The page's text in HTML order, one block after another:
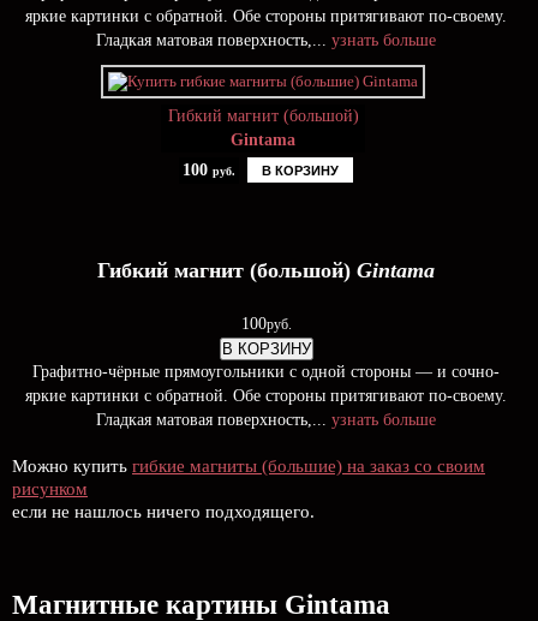
яркие картинки с обратной. Обе стороны притягивают по-своему.
Гладкая матовая поверхность,... узнать больше
Гибкий магнит (большой)
Gintama
100 руб. В КОРЗИНУ
Гибкий магнит (большой) Gintama
100руб.
В КОРЗИНУ
Графитно-чёрные прямоугольники с одной стороны — и сочно-
яркие картинки с обратной. Обе стороны притягивают по-своему.
Гладкая матовая поверхность,... узнать больше
Можно купить гибкие магниты (большие) на заказ со своим
рисунком
если не нашлось ничего подходящего.
Магнитные картины Gintama